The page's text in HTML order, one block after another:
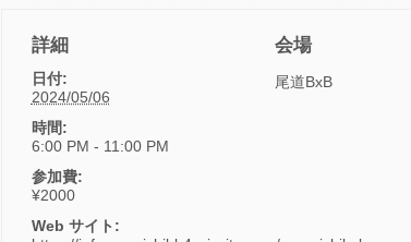
詳細
日付:
2024/05/06
時間:
6:00 PM - 11:00 PM
参加費:
¥2000
Web サイト:
会場
尾道BxB